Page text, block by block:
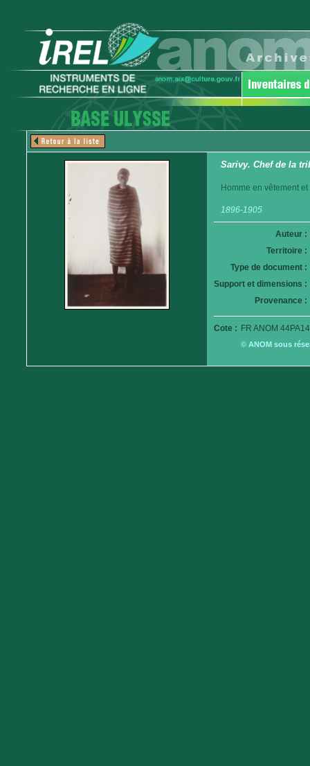
Sarivy. Chef de la
Homme en vêtement
1896-1905
Auteur :
Territoire :
Type de document :
Support et dimensions :
Provenance :
Cote : FR ANOM
© ANOM sous